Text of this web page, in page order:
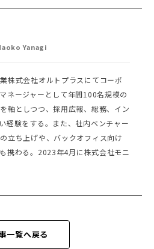
Yanagi
株式会社オルトプラスにてコーポ
ネージャーとして年間100名規模の
軸としつつ、採用広報、総務、イン
経験をする。また、社内ベンチャー
立ち上げや、バックオフィス向け
携わる。2023年4月に株式会社モニ
一覧へ戻る